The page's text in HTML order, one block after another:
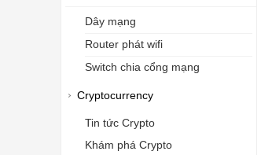
Dây mạng
Router phát wifi
Switch chia cổng mạng
Cryptocurrency
Tin tức Crypto
Khám phá Crypto